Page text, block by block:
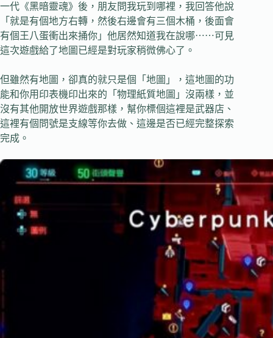
一代《黑暗靈魂》後，朋友問我玩到哪裡，我回答他說
「就是有個地方右轉，然後右邊會有三個木桶，後面會
有個王八蛋衝出來捅你」他居然知道我在說哪⋯⋯可見
這次遊戲給了地圖已經是對玩家稍微佛心了。
但雖然有地圖，卻真的就只是個「地圖」，這地圖的功
能和你用印表機印出來的「物理紙質地圖」沒兩樣，並
沒有其他開放世界遊戲那樣，幫你標個這裡是武器店、
這裡有個問號是支線等你去做、這邊是否已經完整探索
完成。